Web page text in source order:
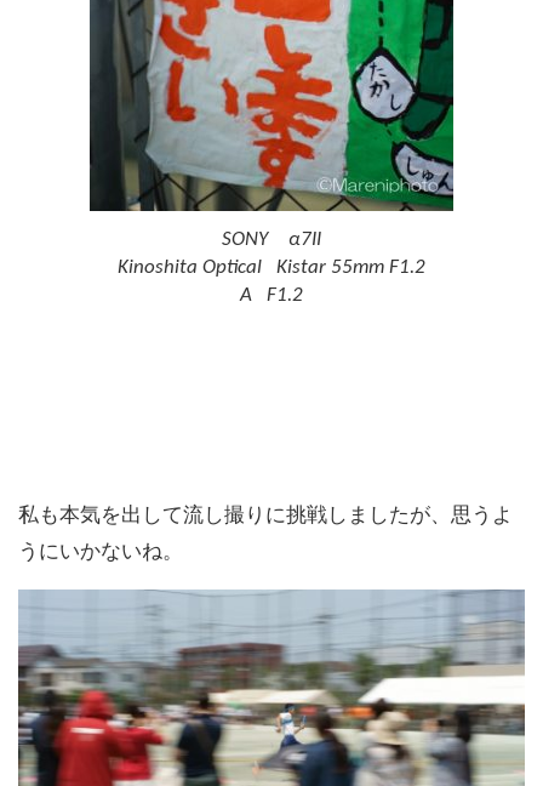
SONY α7II
Kinoshita Optical Kistar 55mm F1.2
A F1.2
私も本気を出して流し撮りに挑戦しましたが、思うよ
うにいかないね。